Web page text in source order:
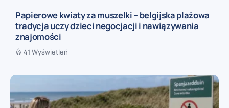
Papierowe kwiaty za muszelki – belgijska plażowa
tradycja uczy dzieci negocjacji i nawiązywania
znajomości
41 Wyświetleń